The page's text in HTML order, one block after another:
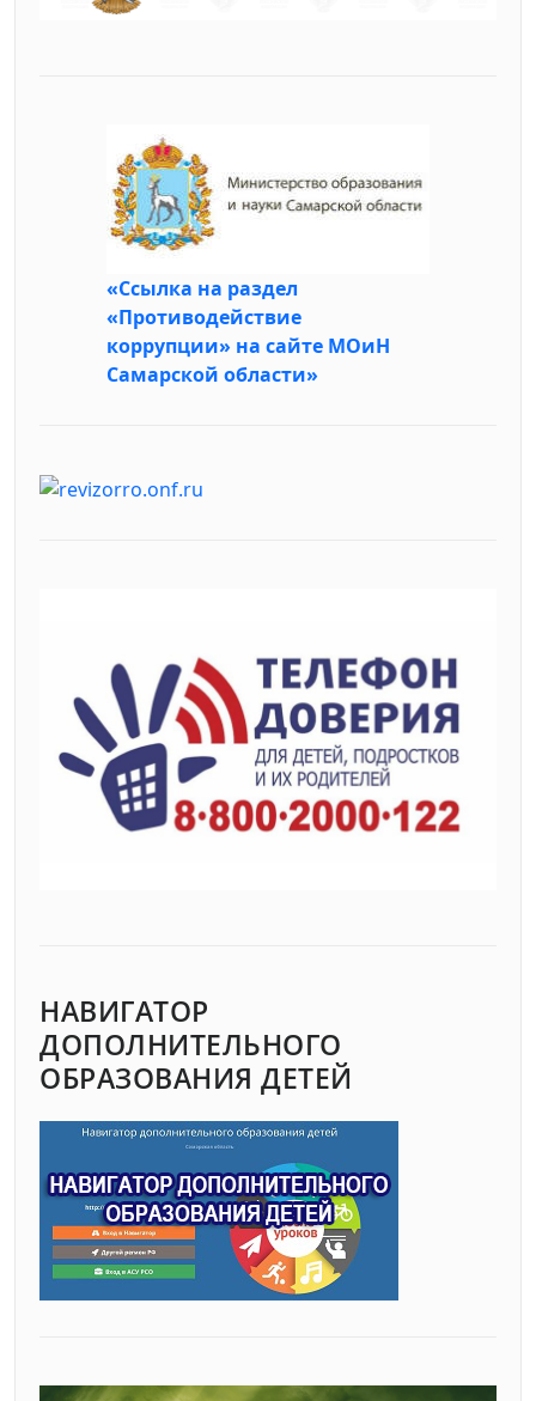
«Ссылка на раздел
«Противодействие
коррупции» на сайте МОиН
Самарской области»
НАВИГАТОР
ДОПОЛНИТЕЛЬНОГО
ОБРАЗОВАНИЯ ДЕТЕЙ